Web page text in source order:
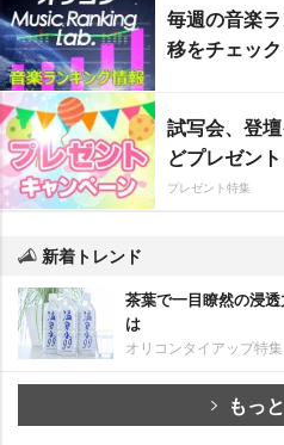
毎週の音楽
移をチェック
試写会、登
どプレゼント
プレゼント特集
新着トレンド
茶葉で一目瞭然の浸
は
オリコンタイアップ特集
もっ